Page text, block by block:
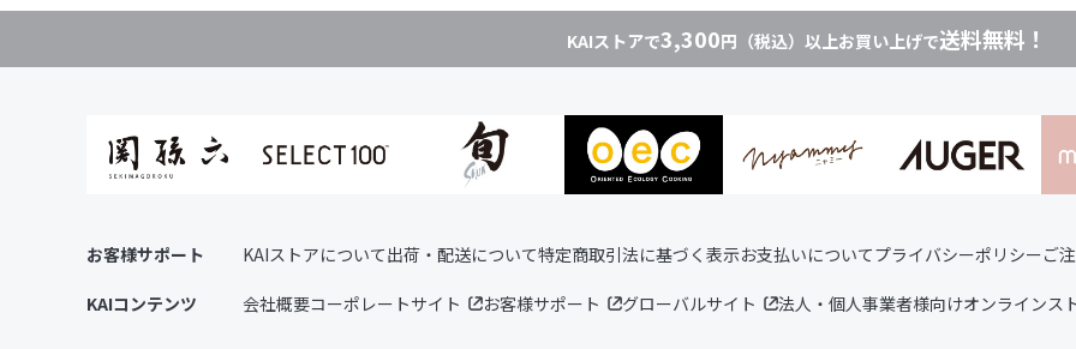
KAIストアで3,300円（税込）以上お買い上げで送料無料！
お客様サポート KAIストアについて出荷・配送について特定商取引法に基づく表示お支払いについてプライバシーポリシーご
KAIコンテンツ 会社概要コーポレートサイト お客様サポート グローバルサイト 法人・個人事業者様向けオンラインス